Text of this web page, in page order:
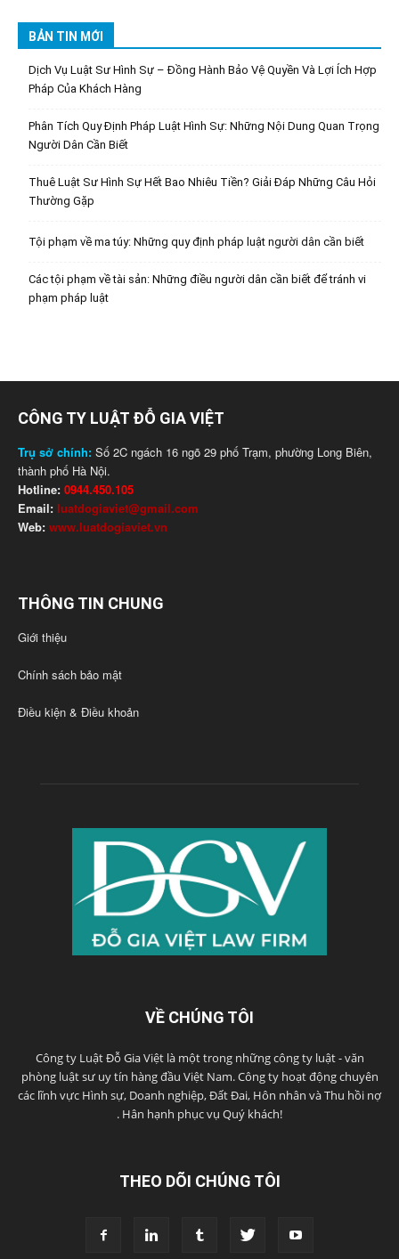
BẢN TIN MỚI
Dịch Vụ Luật Sư Hình Sự – Đồng Hành Bảo Vệ Quyền Và Lợi Ích Hợp
Pháp Của Khách Hàng
Phân Tích Quy Định Pháp Luật Hình Sự: Những Nội Dung Quan Trọng
Người Dân Cần Biết
Thuê Luật Sư Hình Sự Hết Bao Nhiêu Tiền? Giải Đáp Những Câu Hỏi
Thường Gặp
Tội phạm về ma túy: Những quy định pháp luật người dân cần biết
Các tội phạm về tài sản: Những điều người dân cần biết để tránh vi
phạm pháp luật
CÔNG TY LUẬT ĐỖ GIA VIỆT
Trụ sở chính: Số 2C ngách 16 ngõ 29 phố Trạm, phường Long Biên,
thành phố Hà Nội.
Hotline: 0944.450.105
Email: luatdogiaviet@gmail.com
Web: www.luatdogiaviet.vn
THÔNG TIN CHUNG
Giới thiệu
Chính sách bảo mật
Điều kiện & Điều khoản
VỀ CHÚNG TÔI
Công ty Luật Đỗ Gia Việt là một trong những công ty luật - văn
phòng luật sư uy tín hàng đầu Việt Nam. Công ty hoạt động chuyên
các lĩnh vực Hình sự, Doanh nghiệp, Đất Đai, Hôn nhân và Thu hồi nợ
. Hân hạnh phục vụ Quý khách!
THEO DÕI CHÚNG TÔI